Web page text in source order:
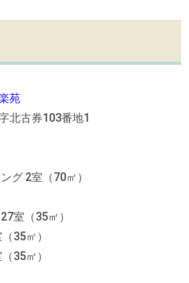
苑
北古券103番地1
グ 2室（70㎡）
室（35㎡）
35㎡）
35㎡）